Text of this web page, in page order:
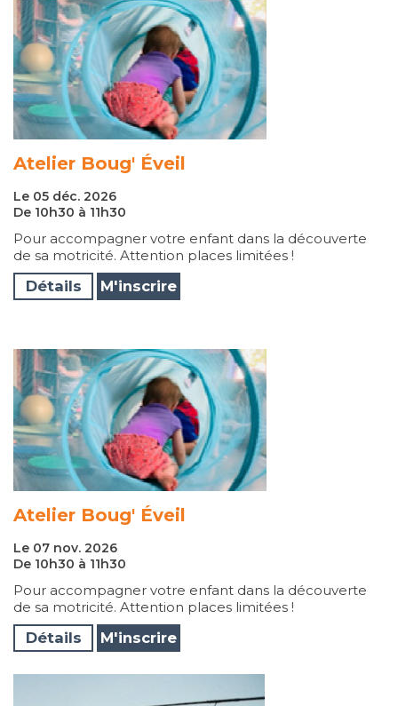
Atelier Boug' Éveil
Le 05 déc. 2026
De 10h30 à 11h30
Pour accompagner votre enfant dans la découverte
de sa motricité. Attention places limitées !
Détails M'inscrire
Atelier Boug' Éveil
Le 07 nov. 2026
De 10h30 à 11h30
Pour accompagner votre enfant dans la découverte
de sa motricité. Attention places limitées !
Détails M'inscrire